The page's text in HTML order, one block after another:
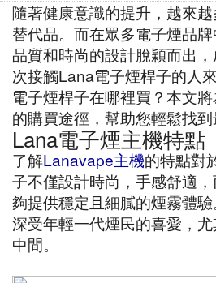
隨著健康意識的提升，越來
替代品。而在眾多電子煙品
品質和時尚的設計脫穎而出
次接觸Lana電子煙桿子的人
電子煙桿子在哪裡買？本文
的購買途徑，幫助您輕鬆找到
Lana電子煙主機特點
了解Lanavape主機的特點對
子不僅設計時尚，手感舒適
夠提供穩定且細膩的煙霧體
深受年輕一代煙民的喜愛，
中間。